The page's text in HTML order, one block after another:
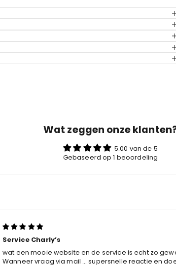
Wat zeggen onze
5.00 van de 5
Gebaseerd op 1 beoordeling
Service Charly’s
wat een mooie website en de service is echt zo
Wanneer vraag via mail … supersnelle reactie en